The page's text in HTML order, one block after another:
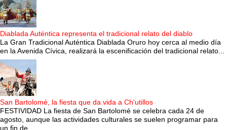
Diablada Auténtica representa el tradicional relato del diablo
La Gran Tradicional Auténtica Diablada Oruro hoy cerca al medio día
en la Avenida Cívica, realizará la escenificación del tradicional relato...
San Bartolomé, la fiesta que da vida a Ch'utillos
FESTIVIDAD La fiesta de San Bartolomé se celebra cada 24 de
agosto, aunque las actividades culturales se suelen programar para
un fin de ...